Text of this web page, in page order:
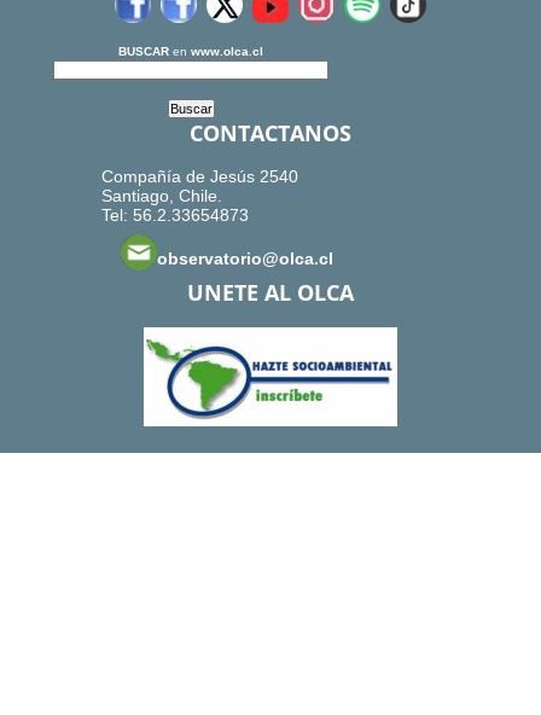
BUSCAR en www.olca.cl
CONTACTANOS
Compañía de Jesús 2540
Santiago, Chile.
Tel: 56.2.33654873
observatorio@olca.cl
UNETE AL OLCA